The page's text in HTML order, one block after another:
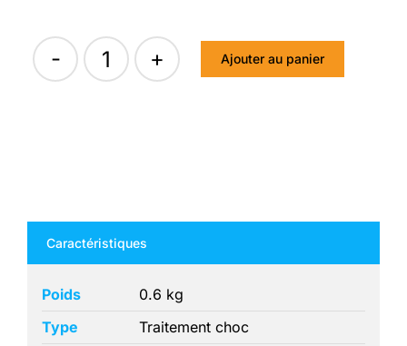
quantité
L'UNITE
-
Ajouter au panier
Caractéristiques
Poids
0.6 kg
Type
Traitement choc